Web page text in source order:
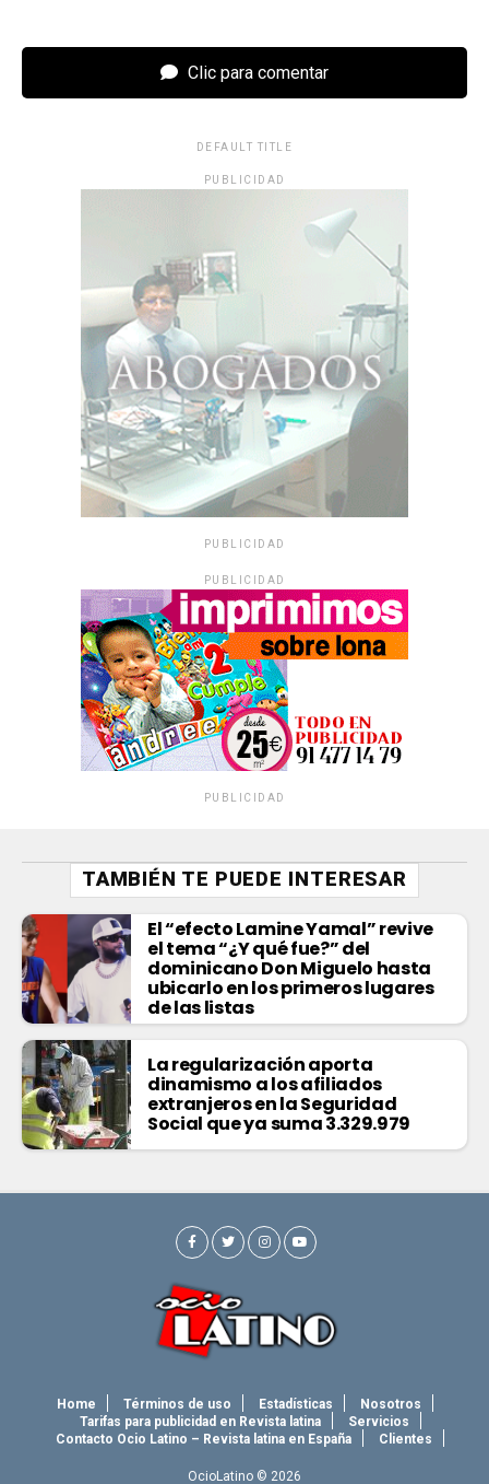
Clic para comentar
DEFAULT TITLE
PUBLICIDAD
PUBLICIDAD
PUBLICIDAD
PUBLICIDAD
TAMBIÉN TE PUEDE INTERESAR
El “efecto Lamine Yamal” revive
el tema “¿Y qué fue?” del
dominicano Don Miguelo hasta
ubicarlo en los primeros lugares
de las listas
La regularización aporta
dinamismo a los afiliados
extranjeros en la Seguridad
Social que ya suma 3.329.979
Home Términos de uso Estadísticas
Nosotros
Tarifas para publicidad en Revista latina
Servicios
Contacto Ocio Latino – Revista latina en España
Clientes
OcioLatino © 2026